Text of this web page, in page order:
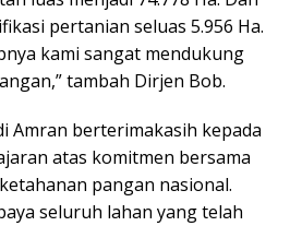
pertanian seluas 5.956 Ha.
kami sangat mendukung
tambah Dirjen Bob.
Amran berterimakasih kepada
atas komitmen bersama
pangan nasional.
seluruh lahan yang telah